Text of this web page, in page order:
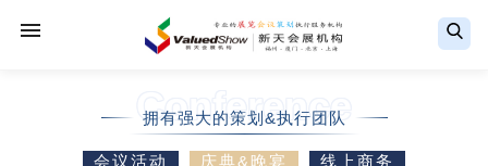
Conference
拥有强大的策划&执行团队
会议活动 庆典&晚宴
线上商务